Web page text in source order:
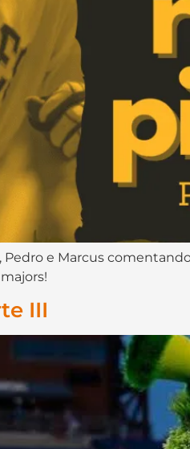
e Marcus
III